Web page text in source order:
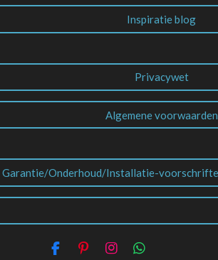
Inspiratie blog
Privacywet
Algemene voorwaarden
Garantie/Onderhoud/Installatie-
F P I W